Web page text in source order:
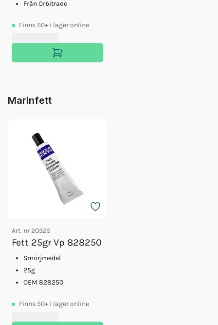
Från Orbitrade
Finns 50+ i lager online
Marinfett
Art. nr 20325
Fett 25gr Vp 828250
Smörjmedel
25g
OEM 828250
Finns 50+ i lager online